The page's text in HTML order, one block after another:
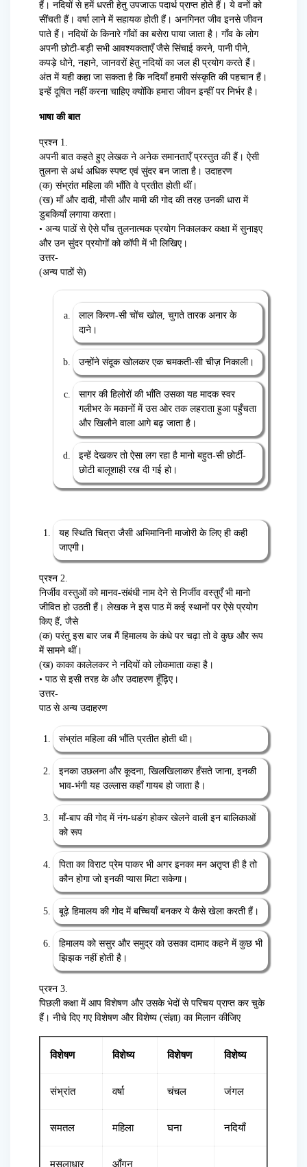
हैं। नदियों से हमें धरती हेतु उपजाऊ पदार्थ प्राप्त होते हैं। ये वनों को
सींचती हैं। वर्षा लाने में सहायक होती हैं। अनगिनत जीव इनसे जीवन
पाते हैं। नदियों के किनारे गाँवों का बसेरा पाया जाता है। गाँव के लोग
अपनी छोटी-बड़ी सभी आवश्यकताएँ जैसे सिंचाई करने, पानी पीने,
कपड़े धोने, नहाने, जानवरों हेतु नदियों का जल ही प्रयोग करते हैं।
अंत में यही कहा जा सकता है कि नदियाँ हमारी संस्कृति की पहचान हैं।
इन्हें दूषित नहीं करना चाहिए क्योंकि हमारा जीवन इन्हीं पर निर्भर है।
भाषा की बात
प्रश्न 1.
अपनी बात कहते हुए लेखक ने अनेक समानताएँ प्रस्तुत की हैं। ऐसी
तुलना से अर्थ अधिक स्पष्ट एवं सुंदर बन जाता है। उदाहरण
(क) संभ्रांत महिला की भाँति वे प्रतीत होती थीं।
(ख) माँ और दादी, मौसी और मामी की गोद की तरह उनकी धारा में
डुबकियाँ लगाया करता।
• अन्य पाठों से ऐसे पाँच तुलनात्मक प्रयोग निकालकर कक्षा में सुनाइए
और उन सुंदर प्रयोगों को कॉपी में भी लिखिए।
उत्तर-
(अन्य पाठों से)
लाल किरण-सी चोंच खोल, चुगते तारक अनार के
दाने।
उन्होंने संदूक खोलकर एक चमकती-सी चीज़ निकाली।
सागर की हिलोरों की भाँति उसका यह मादक स्वर
गलीभर के मकानों में उस ओर तक लहराता हुआ पहुँचता
और खिलौने वाला आगे बढ़ जाता है।
इन्हें देखकर तो ऐसा लग रहा है मानो बहुत-सी छोर्टी-
छोटी बालूशाही रख दी गई हो।
यह स्थिति चित्रा जैसी अभिमानिनी माजोरी के लिए ही कही
जाएगी।
प्रश्न 2.
निर्जीव वस्तुओं को मानव-संबंधी नाम देने से निर्जीव वस्तुएँ भी मानो
जीवित हो उठती हैं। लेखक ने इस पाठ में कई स्थानों पर ऐसे प्रयोग
किए हैं, जैसे
(क) परंतु इस बार जब मैं हिमालय के कंधे पर चढ़ा तो वे कुछ और रूप
में सामने थीं।
(ख) काका कालेलकर ने नदियों को लोकमाता कहा है।
• पाठ से इसी तरह के और उदाहरण हूँढ़िए।
उत्तर-
पाठ से अन्य उदाहरण
संभ्रांत महिला की भाँति प्रतीत होती थी।
इनका उछलना और कूदना, खिलखिलाकर हँसते जाना, इनकी
भाव-भंगी यह उल्लास कहाँ गायब हो जाता है।
माँ-बाप की गोद में नंग-धडंग होकर खेलने वाली इन बालिकाओं
को रूप
पिता का विराट प्रेम पाकर भी अगर इनका मन अतृप्त ही है तो
कौन होगा जो इनकी प्यास मिटा सकेगा।
बूढ़े हिमालय की गोद में बच्चियाँ बनकर ये कैसे खेला करती हैं।
हिमालय को ससुर और समुद्र को उसका दामाद कहने में कुछ भी
झिझक नहीं होती है।
प्रश्न 3.
पिछली कक्षा में आप विशेषण और उसके भेदों से परिचय प्राप्त कर चुके
हैं। नीचे दिए गए विशेषण और विशेष्य (संज्ञा) का मिलान कीजिए
विशेषण विशेष्य विशेषण विशेष्य
संभ्रांत वर्षा चंचल जंगल
समतल महिला घना नदियाँ
मूसलाधार आँगन